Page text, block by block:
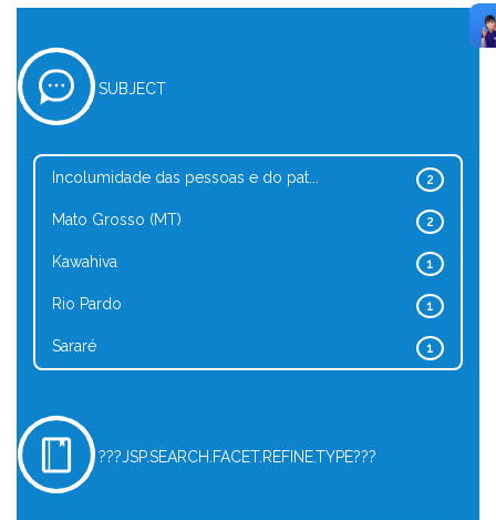
SUBJECT
2
Incolumidade das pessoas e do pat...
2
Mato Grosso (MT)
1
Kawahiva
1
Rio Pardo
1
Sararé
???JSP.SEARCH.FACET.REFINE.TYPE???